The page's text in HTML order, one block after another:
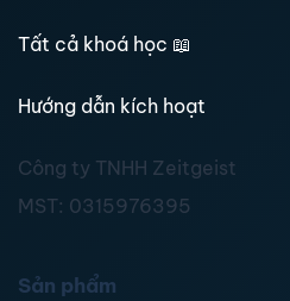
Tất cả khoá học 📖
Hướng dẫn kích hoạt
Công ty TNHH Zeitgeist
MST: 0315976395
Sản phẩm